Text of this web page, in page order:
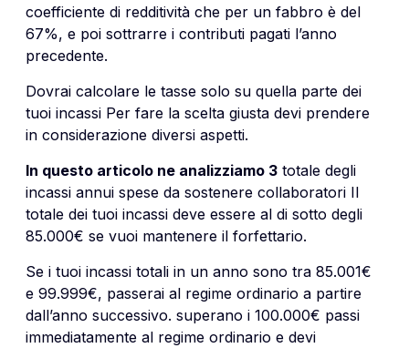
coefficiente di redditività che per un fabbro è del
67%, e poi sottrarre i contributi pagati l’anno
precedente.
Dovrai calcolare le tasse solo su quella parte dei
tuoi incassi Per fare la scelta giusta devi prendere
in considerazione diversi aspetti.
In questo articolo ne analizziamo 3 totale degli
incassi annui spese da sostenere collaboratori Il
totale dei tuoi incassi deve essere al di sotto degli
85.000€ se vuoi mantenere il forfettario.
Se i tuoi incassi totali in un anno sono tra 85.001€
e 99.999€, passerai al regime ordinario a partire
dall’anno successivo. superano i 100.000€ passi
immediatamente al regime ordinario e devi